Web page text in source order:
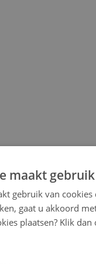
maakt
gebruik van
gaat u akkoord
plaatsen? Klik dan